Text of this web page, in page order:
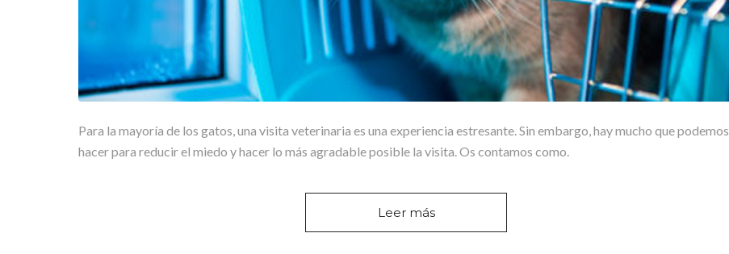
Para la mayoría de los gatos, una visita veterinaria es una experiencia estresante. Sin embargo, hay mucho que podemos
hacer para reducir el miedo y hacer lo más agradable posible la visita. Os contamos como.
Leer más